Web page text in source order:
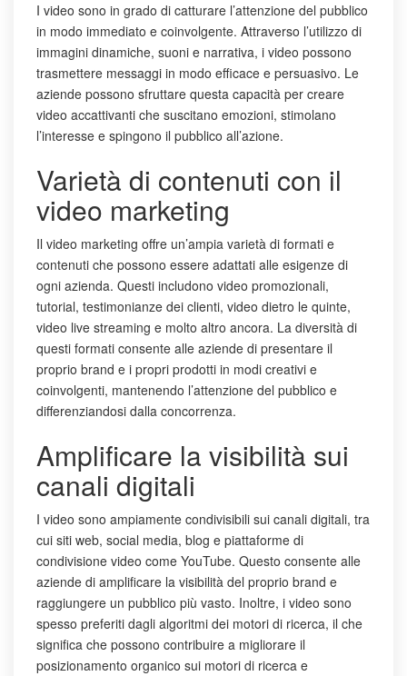
I video sono in grado di catturare l’attenzione del pubblico
in modo immediato e coinvolgente. Attraverso l’utilizzo di
immagini dinamiche, suoni e narrativa, i video possono
trasmettere messaggi in modo efficace e persuasivo. Le
aziende possono sfruttare questa capacità per creare
video accattivanti che suscitano emozioni, stimolano
l’interesse e spingono il pubblico all’azione.
Varietà di contenuti con il
video marketing
Il video marketing offre un’ampia varietà di formati e
contenuti che possono essere adattati alle esigenze di
ogni azienda. Questi includono video promozionali,
tutorial, testimonianze dei clienti, video dietro le quinte,
video live streaming e molto altro ancora. La diversità di
questi formati consente alle aziende di presentare il
proprio brand e i propri prodotti in modi creativi e
coinvolgenti, mantenendo l’attenzione del pubblico e
differenziandosi dalla concorrenza.
Amplificare la visibilità sui
canali digitali
I video sono ampiamente condivisibili sui canali digitali, tra
cui siti web, social media, blog e piattaforme di
condivisione video come YouTube. Questo consente alle
aziende di amplificare la visibilità del proprio brand e
raggiungere un pubblico più vasto. Inoltre, i video sono
spesso preferiti dagli algoritmi dei motori di ricerca, il che
significa che possono contribuire a migliorare il
posizionamento organico sui motori di ricerca e